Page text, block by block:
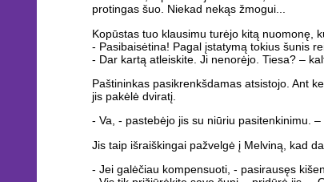
protingas šuo. Niekad nekąs žmogui...
Kopūstas tuo klausimu turėjo kitą nuomonę,
- Pasibaisėtina! Pagal įstatymą tokius šunis
- Dar kartą atleiskite. Ji nenorėjo. Tiesa? –
Paštininkas pasikrenkšdamas atsistojo. Ant
jis pakėlė dviratį.
- Va, - pastebėjo jis su niūriu pasitenkinimu.
Jis taip išraiškingai pažvelgė į Melviną, kad
- Jei galėčiau kompensuoti, - pasirausęs